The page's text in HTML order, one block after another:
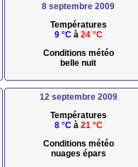
8 septembre 2009
Températures
9 °Cà 24 °C
Conditions météo
belle nuit
12 septembre 2009
Températures
8 °Cà 21 °C
Conditions météo
nuages épars